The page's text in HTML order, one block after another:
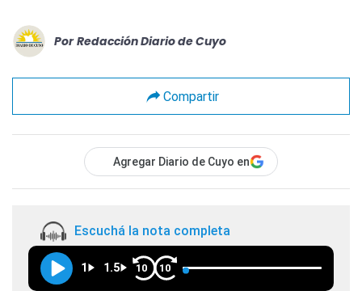
Por Redacción Diario de Cuyo
Compartir
Agregar Diario de Cuyo en
Escuchá la nota completa
1 1.5 10 10